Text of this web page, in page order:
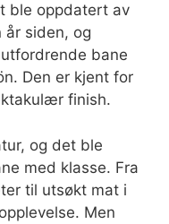
ble oppdatert av
år siden, og
bane
Den er kjent for
finish.
og det ble
med klasse. Fra
til utsøkt mat i
Men